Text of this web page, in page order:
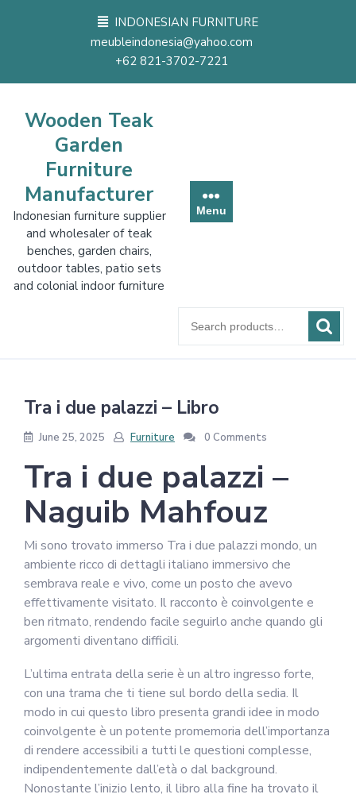
INDONESIAN FURNITURE
meubleindonesia@yahoo.com
+62 821-3702-7221
Wooden Teak
Garden
Furniture
Manufacturer
Indonesian furniture supplier
and wholesaler of teak
benches, garden chairs,
outdoor tables, patio sets
and colonial indoor furniture
Menu
for:
Tra i due palazzi – Libro
June 25, 2025 Furniture 0 Comments
Tra i due palazzi –
Naguib Mahfouz
Mi sono trovato immerso Tra i due palazzi mondo, un
ambiente ricco di dettagli italiano immersivo che
sembrava reale e vivo, come un posto che avevo
effettivamente visitato. Il racconto è coinvolgente e
ben ritmato, rendendo facile seguirlo anche quando gli
argomenti diventano difficili.
L’ultima entrata della serie è un altro ingresso forte,
con una trama che ti tiene sul bordo della sedia. Il
modo in cui questo libro presenta grandi idee in modo
coinvolgente è un potente promemoria dell’importanza
di rendere accessibili a tutti le questioni complesse,
indipendentemente dall’età o dal background.
Nonostante l’inizio lento, il libro alla fine ha trovato il